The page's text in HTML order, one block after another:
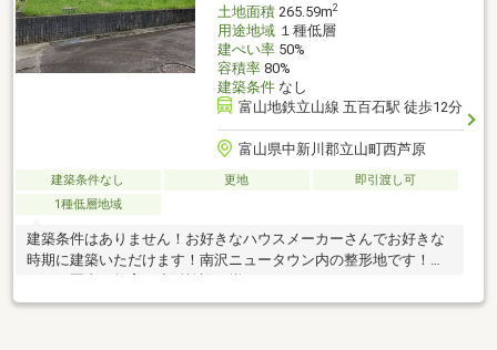
土地面積265.59m2
用途地域１種低層
建ぺい率50%
容積率80%
建築条件なし
富山地鉄立山線 五百石駅 徒歩12分
富山県中新川郡立山町西芦原
建築条件なし 更地
即引渡し可
1種低層地域
建築条件はありません！お好きなハウスメーカーさんでお好きな
時期に建築いただけます！南沢ニュータウン内の整形地です！約